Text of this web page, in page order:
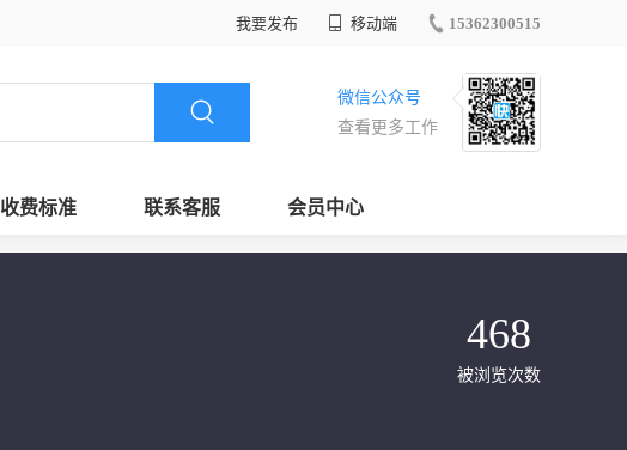
我要发布 移动端 15362300515
微信公众号
查看更多工作
收费标准 联系客服 会员中心
468
被浏览次数